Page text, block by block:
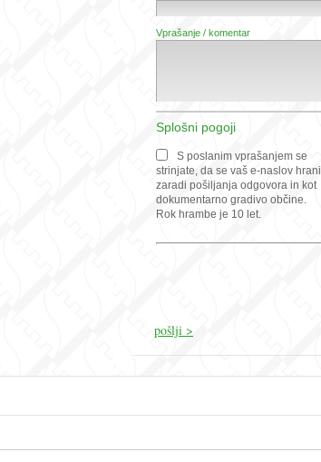
Vprašanje / komentar
Splošni pogoji
S poslanim vprašanjem se
strinjate, da se vaš e-naslov hrani
zaradi pošiljanja odgovora in kot
dokumentarno gradivo občine.
Rok hrambe je 10 let.